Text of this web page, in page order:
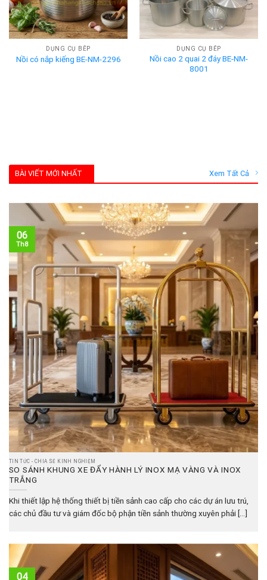
DỤNG CỤ BẾP
Nồi có nắp kiếng BE-NM-2296
DỤNG CỤ BẾP
Nồi cao 2 quai 2 đáy BE-NM-
8001
BÀI VIẾT MỚI NHẤT Xem Tất Cả
TIN TỨC - CHIA SẺ KINH NGHIỆM
SO SÁNH KHUNG XE ĐẨY HÀNH LÝ INOX MẠ VÀNG VÀ INOX
TRẮNG
Khi thiết lập hệ thống thiết bị tiền sảnh cao cấp cho các dự án lưu trú,
các chủ đầu tư và giám đốc bộ phận tiền sảnh thường xuyên phải [...]
06
Th8
04